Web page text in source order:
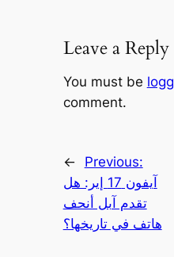
Leave a Reply
You must be
comment.
←
Previous:
آيفون 17 إير: هل
تقدم آبل أنحف
هاتف في تاريخها؟